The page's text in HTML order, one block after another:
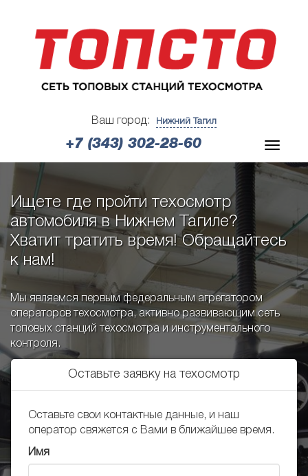
Ваш город: Нижний Тагил
+7 (343) 302-28-60
Ищете где пройти техосмотр
автомобиля в Нижнем Тагиле?
Хватит тратить время! Обращайтесь
к нам!
Мы являемся первым федеральным агрегатором
операторов техосмотра, активно развивающим сеть
топовых станций техосмотра и инструментального
контроля.
Оставьте заявку на техосмотр
Оставьте свои контактные данные, и наш
оператор свяжется с Вами в ближайшее время.
Имя